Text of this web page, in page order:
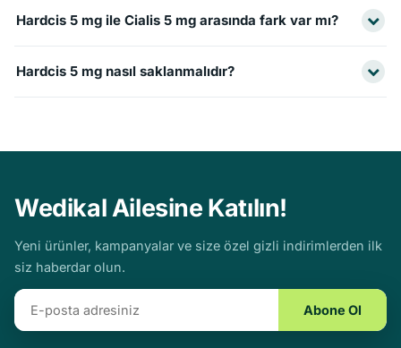
olanlar ve düşük tansiyonlu bireyler kullanmamalıdır.
Hardcis 5 mg ile Cialis 5 mg arasında fark var mı?
fark marka ve fiyattır.
Hardcis 5 mg nasıl saklanmalıdır?
Wedikal Ailesine Katılın!
Yeni ürünler, kampanyalar ve size özel gizli indirimlerden ilk
siz haberdar olun.
Abone Ol